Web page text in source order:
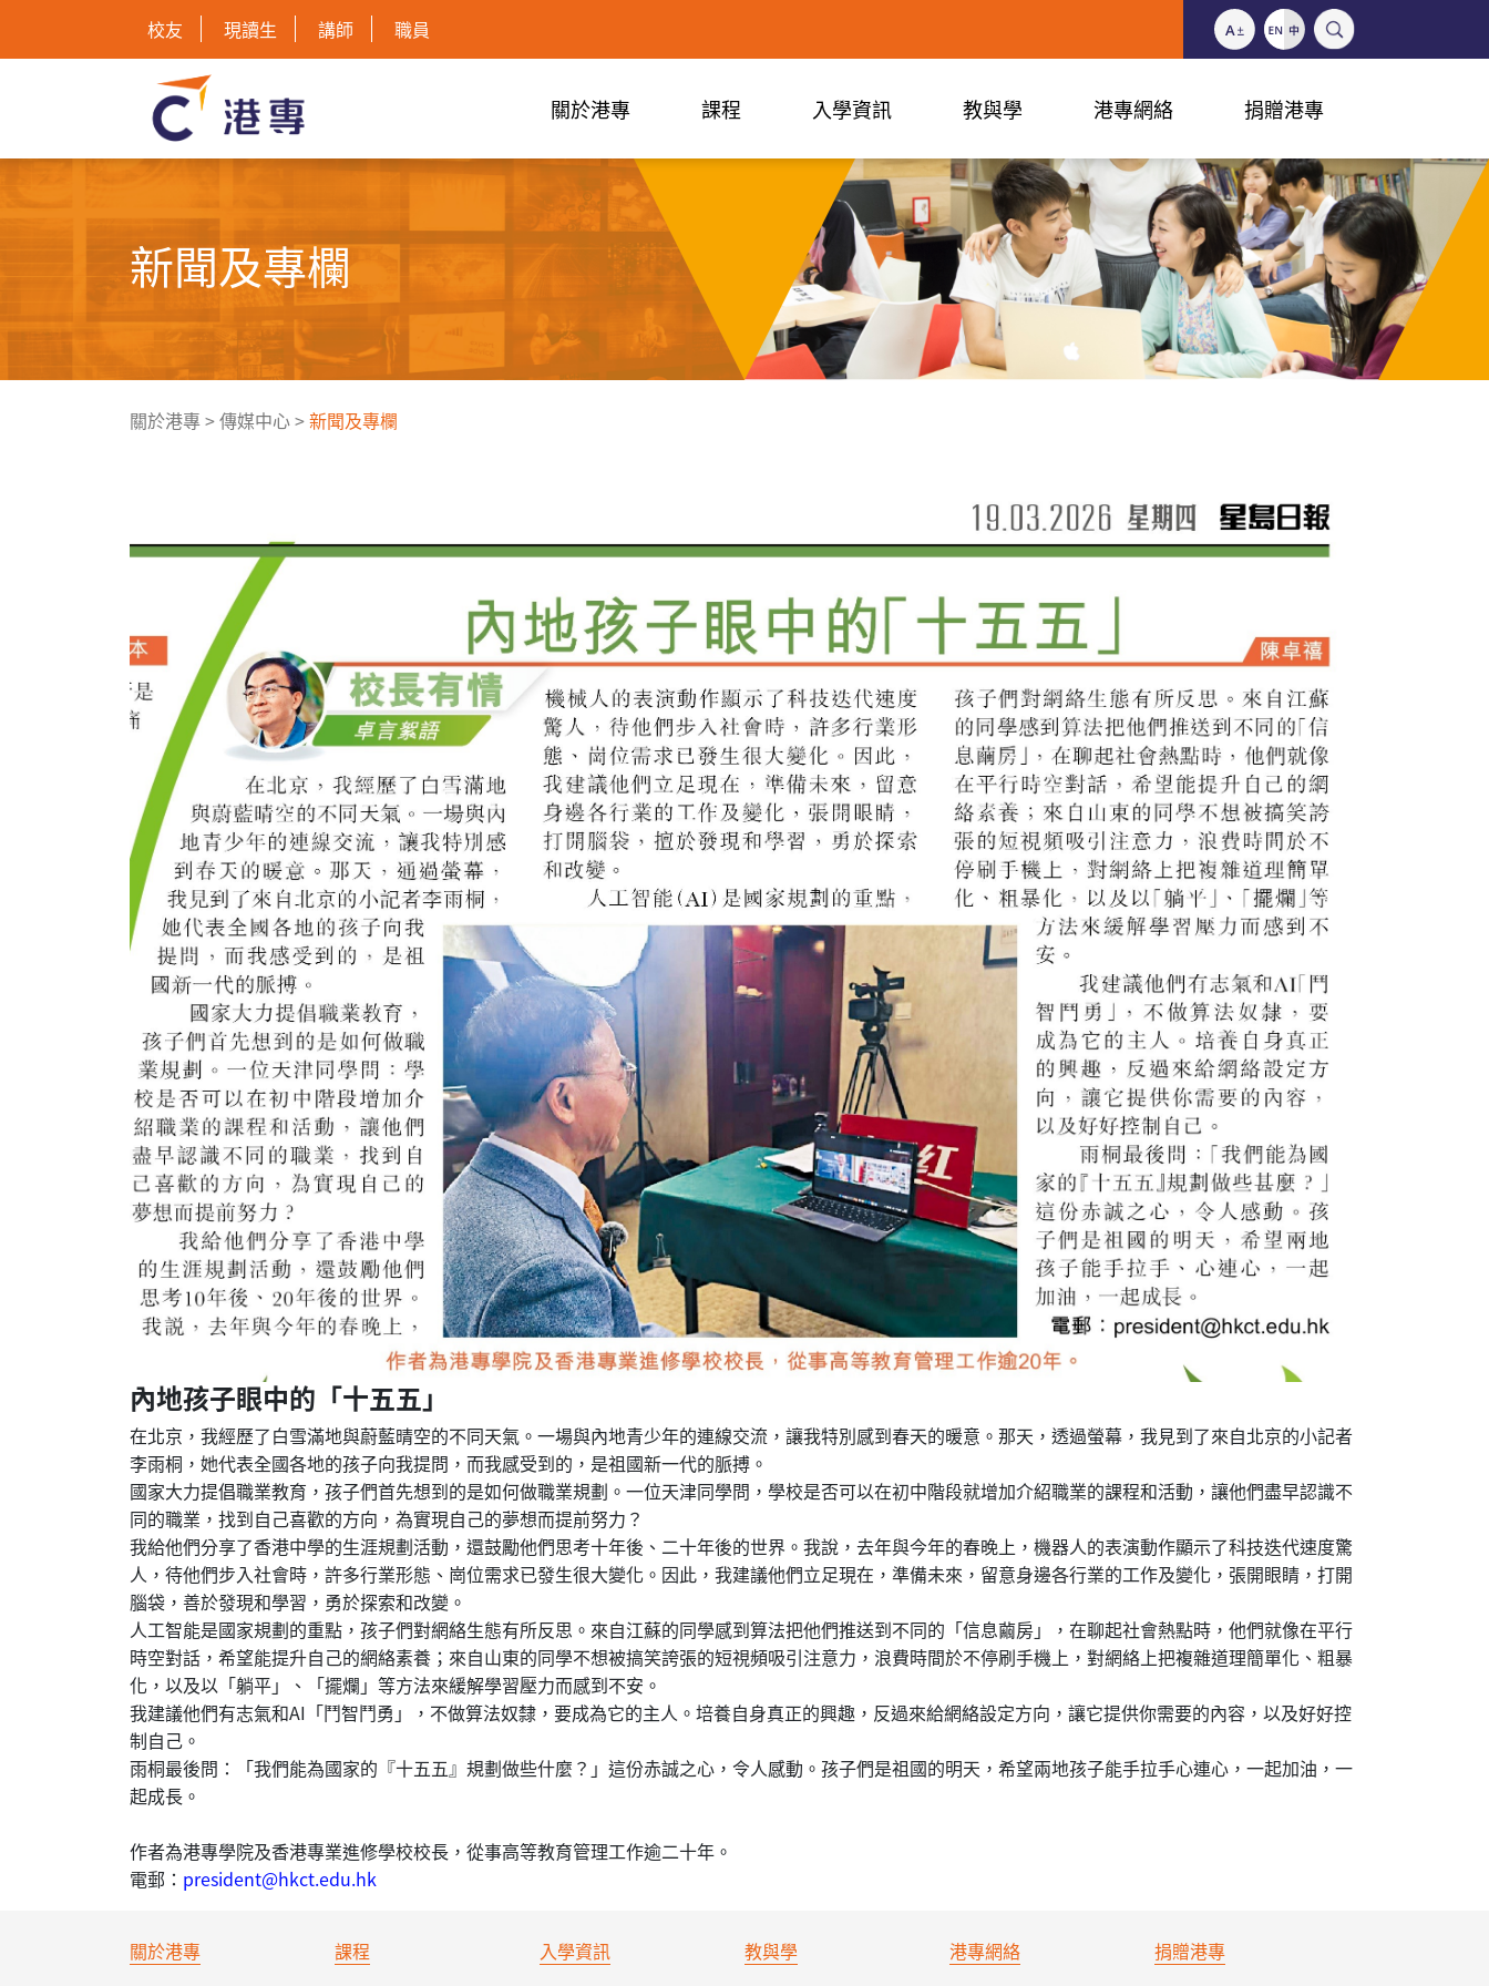
校友 現讀生 講師 職員
關於港專 課程 入學資訊 教與學 港專網絡 捐贈港專
新聞及專欄
關於港專>傳媒中心>新聞及專欄
內地孩子眼中的「十五五」
在北京，我經歷了白雪滿地與蔚藍晴空的不同天氣。一場與內地青少年的連線交流，讓我特別感到春天的暖意。那天，透過螢幕，我見到了來自北京的小記者
李雨桐，她代表全國各地的孩子向我提問，而我感受到的，是祖國新一代的脈搏。
國家大力提倡職業教育，孩子們首先想到的是如何做職業規劃。一位天津同學問，學校是否可以在初中階段就增加介紹職業的課程和活動，讓他們盡早認識不
同的職業，找到自己喜歡的方向，為實現自己的夢想而提前努力？
我給他們分享了香港中學的生涯規劃活動，還鼓勵他們思考十年後、二十年後的世界。我說，去年與今年的春晚上，機器人的表演動作顯示了科技迭代速度驚
人，待他們步入社會時，許多行業形態、崗位需求已發生很大變化。因此，我建議他們立足現在，準備未來，留意身邊各行業的工作及變化，張開眼睛，打開
腦袋，善於發現和學習，勇於探索和改變。
人工智能是國家規劃的重點，孩子們對網絡生態有所反思。來自江蘇的同學感到算法把他們推送到不同的「信息繭房」，在聊起社會熱點時，他們就像在平行
時空對話，希望能提升自己的網絡素養；來自山東的同學不想被搞笑誇張的短視頻吸引注意力，浪費時間於不停刷手機上，對網絡上把複雜道理簡單化、粗暴
化，以及以「躺平」、「擺爛」等方法來緩解學習壓力而感到不安。
我建議他們有志氣和AI「鬥智鬥勇」，不做算法奴隸，要成為它的主人。培養自身真正的興趣，反過來給網絡設定方向，讓它提供你需要的內容，以及好好控
制自己。
雨桐最後問：「我們能為國家的『十五五』規劃做些什麼？」這份赤誠之心，令人感動。孩子們是祖國的明天，希望兩地孩子能手拉手心連心，一起加油，一
起成長。
作者為港專學院及香港專業進修學校校長，從事高等教育管理工作逾二十年。
電郵： president@hkct.edu.hk
關於港專
課程
入學資訊
教與學
港專網絡
捐贈港專